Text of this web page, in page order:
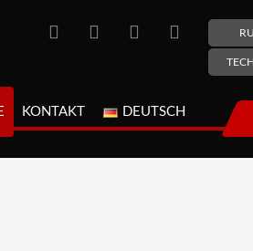
KONTAKT DEUTSCH